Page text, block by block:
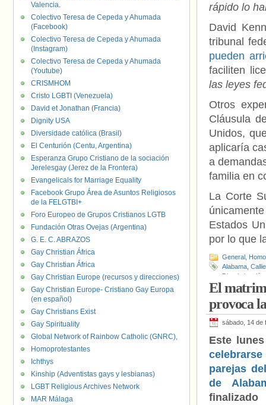
rápido lo
David
tribunal
pueden
faciliten
las leyes
Otros
Cláusula
Unidos,
aplicaría
a
familia en
La Corte
Estados
por lo que
General
Alabama
Discriminación
Matrimonio,
Tribunal
El
provoca
sábado, 14 de
Este
parejas
de
Valencia.
Colectivo Teresa de Cepeda y Ahumada
(Facebook)
Colectivo Teresa de Cepeda y Ahumada
(Instagram)
Colectivo Teresa de Cepeda y Ahumada
(Youtube)
CRISMHOM
Cristo LGBTI (Venezuela)
David et Jonathan (Francia)
Dignity USA
Diversidade católica (Brasil)
El Centurión (Centu, Argentina)
Esperanza Grupo Cristiano de la sociación
Jerelesgay (Jerez de la Frontera)
Evangelicals for Marriage Equality
Facebook Grupo Área de Asuntos Religiosos
de la FELGTBI+
Foro Europeo de Grupos Cristianos LGTB
Fundación Otras Ovejas (Argentina)
G. E. C. ABRAZOS
Gay Christian África
Gay Christian África
Gay Christian Europe (recursos y direcciones)
Gay Christian Europe- Cristiano Gay Europa
(en español)
Gay Christians Exist
Gay Spirituality
Global Network of Rainbow Catholic (GNRC),
Homoprotestantes
Ichthys
Kinship (Adventistas gays y lesbianas)
LGBT Religious Archives Network
MAR Málaga